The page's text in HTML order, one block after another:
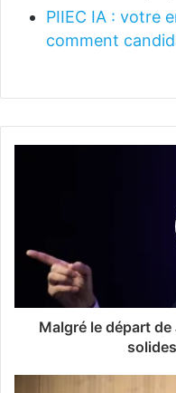
PIIEC IA : votre
comment
Malgré le départ